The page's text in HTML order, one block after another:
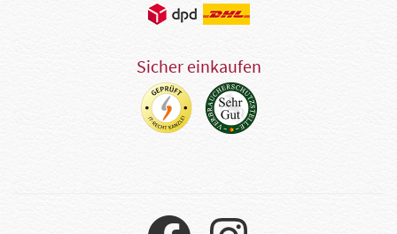
Sicher einkaufen